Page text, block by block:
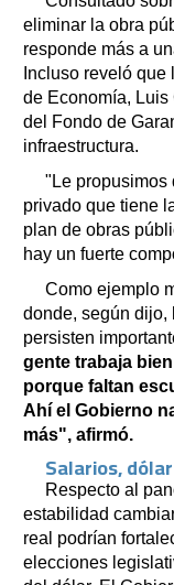
eliminar la obra
responde más a
Incluso reveló
de Economía, Luis
del Fondo de
infraestructura.
"Le propusimos
privado que tiene
plan de obras
hay un fuerte
Como ejemplo
donde, según dijo,
persisten
gente trabaja
porque faltan
Ahí el Gobierno
más", afirmó.
Salarios,
Respecto al
estabilidad
real podrían
elecciones